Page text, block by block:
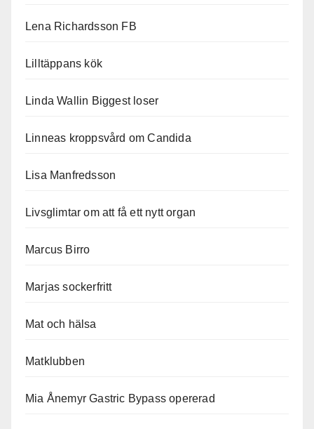
Lena Richardsson FB
Lilltäppans kök
Linda Wallin Biggest loser
Linneas kroppsvård om Candida
Lisa Manfredsson
Livsglimtar om att få ett nytt organ
Marcus Birro
Marjas sockerfritt
Mat och hälsa
Matklubben
Mia Ånemyr Gastric Bypass opererad